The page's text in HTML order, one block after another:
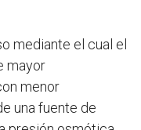
mediante el cual el
mayor
menor
una fuente de